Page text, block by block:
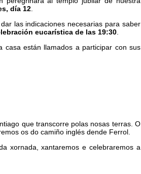
día 12
las indicaciones necesarias para saber
eucarística de las 19:30
casa están llamados a participar con sus
que transcorre polas nosas terras. O
os do camiño inglés dende Ferrol.
xornada, xantaremos e celebraremos a